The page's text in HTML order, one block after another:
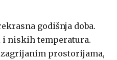
godišnja doba.
i niskih temperatura.
zagrijanim prostorijama,